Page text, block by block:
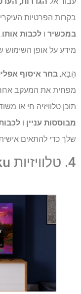
בקרות הפרטיות
במכשיר ו לכבות אותו
מידע על אופן השימוש
הַבָּא, בחר איסוף
מפחית את המעקב
תוכן טלוויזיה חי או
מבוססות עניין ו
שלך כדי להתאים
4. טלוויזיות Roku